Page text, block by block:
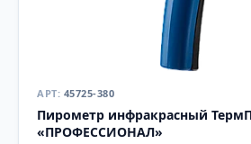
45725-380
Пирометр инфракрасный
«ПРОФЕССИОНАЛ»